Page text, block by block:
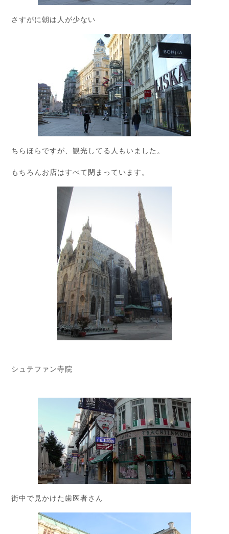
さすがに朝は人が少ない
ちらほらですが、観光してる人もいました。
もちろんお店はすべて閉まっています。
シュテファン寺院
街中で見かけた歯医者さん